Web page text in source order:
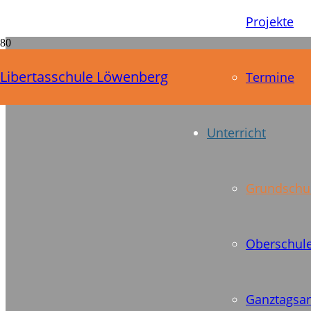
Libertasschule Löwenberg
Projekte
Termine
Unterricht